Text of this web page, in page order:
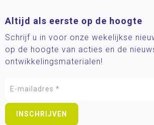
Altijd als eerste op de hoogte
Schrijf u in voor onze wekelijkse
op de hoogte van acties en de
ontwikkelingsmaterialen!